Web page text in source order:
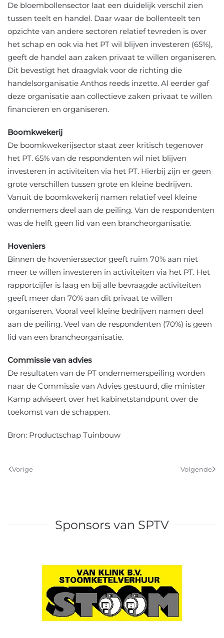
De bloembollensector laat een duidelijk verschil zien
tussen teelt en handel. Daar waar de bollenteelt ten
opzichte van andere sectoren relatief tevreden is over
het schap en ook via het PT wil blijven investeren (65%),
geeft de handel aan zaken privaat te willen organiseren.
Dit bevestigt het draagvlak voor de richting die
handelsorganisatie Anthos reeds inzette. Al eerder gaf
deze organisatie aan collectieve zaken privaat te willen
financieren en organiseren.
Boomkwekerij
De boomkwekerijsector staat zeer kritisch tegenover
het PT. 65% van de respondenten wil niet blijven
investeren in activiteiten via het PT. Hierbij zijn er geen
grote verschillen tussen grote en kleine bedrijven.
Vanuit de boomkwekerij namen relatief veel kleine
ondernemers deel aan de peiling. Van de respondenten
was de helft geen lid van een brancheorganisatie.
Hoveniers
Binnen de hovenierssector geeft ruim 70% aan niet
meer te willen investeren in activiteiten via het PT. Het
rapportcijfer is laag en bij alle bevraagde activiteiten
geeft meer dan 70% aan dit privaat te willen
organiseren. Vooral veel kleine bedrijven namen deel
aan de peiling. Veel van de respondenten (70%) is geen
lid van een brancheorganisatie.
Commissie van advies
De resultaten van de PT ondernemerspeiling worden
naar de Commissie van Advies gestuurd, die minister
Kamp adviseert over het kabinetstandpunt over de
toekomst van de schappen.
Bron: Productschap Tuinbouw
Vorige Volgende
Sponsors van SPTV